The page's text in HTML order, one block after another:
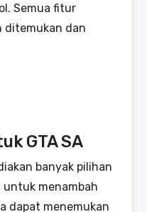
Semua fitur
ditemukan dan
GTA SA
banyak pilihan
untuk menambah
dapat menemukan